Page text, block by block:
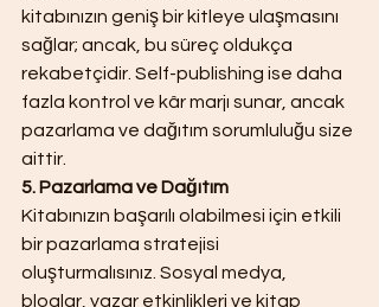
kitabınızın geniş bir kitleye ulaşmasını
sağlar; ancak, bu süreç oldukça
rekabetçidir. Self-publishing ise daha
fazla kontrol ve kâr marjı sunar, ancak
pazarlama ve dağıtım sorumluluğu size
aittir.
5. Pazarlama ve Dağıtım
Kitabınızın başarılı olabilmesi için etkili
bir pazarlama stratejisi
oluşturmalısınız. Sosyal medya,
bloglar, yazar etkinlikleri ve kitap